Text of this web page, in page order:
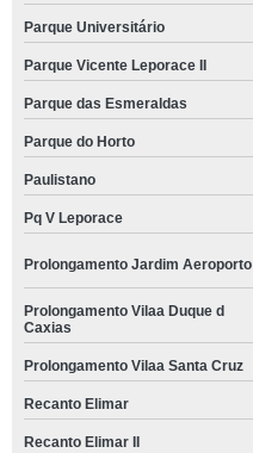
Parque Universitário
Parque Vicente Leporace II
Parque das Esmeraldas
Parque do Horto
Paulistano
Pq V Leporace
Prolongamento Jardim Aeroporto I
Prolongamento Vilaa Duque d
Caxias
Prolongamento Vilaa Santa Cruz
Recanto Elimar
Recanto Elimar II